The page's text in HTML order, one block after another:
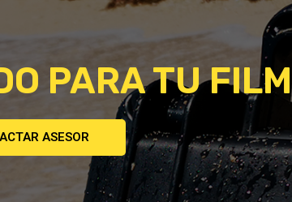
PARA TU
ASESOR